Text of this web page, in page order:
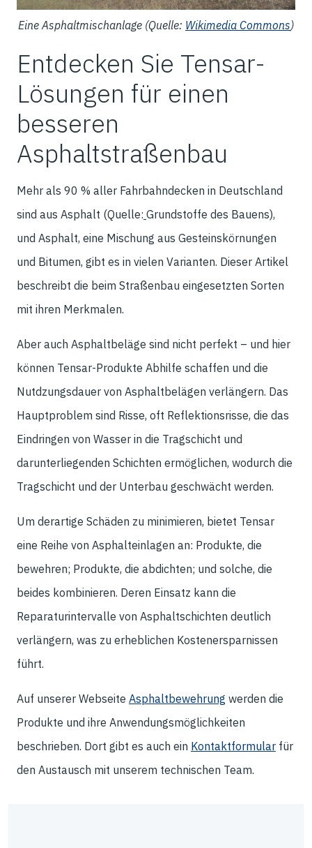
Eine Asphaltmischanlage (Quelle: Wikimedia Commons)
Entdecken Sie Tensar-
Lösungen für einen
besseren
Asphaltstraßenbau
Mehr als 90 % aller Fahrbahndecken in Deutschland
sind aus Asphalt (Quelle: Grundstoffe des Bauens),
und Asphalt, eine Mischung aus Gesteinskörnungen
und Bitumen, gibt es in vielen Varianten. Dieser Artikel
beschreibt die beim Straßenbau eingesetzten Sorten
mit ihren Merkmalen.
Aber auch Asphaltbeläge sind nicht perfekt – und hier
können Tensar-Produkte Abhilfe schaffen und die
Nutdzungsdauer von Asphaltbelägen verlängern. Das
Hauptproblem sind Risse, oft Reflektionsrisse, die das
Eindringen von Wasser in die Tragschicht und
darunterliegenden Schichten ermöglichen, wodurch die
Tragschicht und der Unterbau geschwächt werden.
Um derartige Schäden zu minimieren, bietet Tensar
eine Reihe von Asphalteinlagen an: Produkte, die
bewehren; Produkte, die abdichten; und solche, die
beides kombinieren. Deren Einsatz kann die
Reparaturintervalle von Asphaltschichten deutlich
verlängern, was zu erheblichen Kostenersparnissen
führt.
Auf unserer Webseite Asphaltbewehrung werden die
Produkte und ihre Anwendungsmöglichkeiten
beschrieben. Dort gibt es auch ein Kontaktformular für
den Austausch mit unserem technischen Team.